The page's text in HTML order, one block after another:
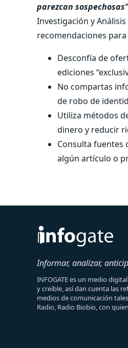
parezcan sospechosas”
Investigación y
recomendaciones
Desconfía de
ediciones
No compartas
de robo de
Utiliza métodos
dinero y reducir
Consulta fuentes
algún artículo o
Informar, analizar,
INFOGATE es un medio
y creíble, así dan cuenta las
medios de comunicación
Radio, Radio Biobio, con